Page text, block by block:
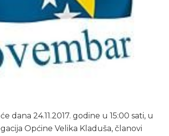
24.11.2017. godine u 15:00 sati, u
Općine Velika Kladuša, članovi